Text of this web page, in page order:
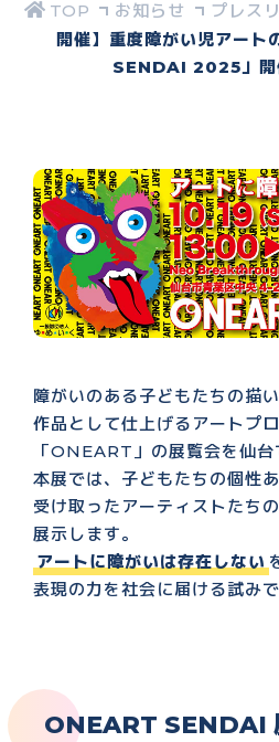
お知らせ プレス
開催】重度障がい児アー
SENDAI 2025」開
障がいのある子どもたちの描
作品として仕上げるアートプ
「ONEART」の展覧会を仙台
本展では、子どもたちの個性
受け取ったアーティストたち
展示します。
アートに障がいは存在しない
表現の力を社会に届ける試みで
ONEART SENDAI